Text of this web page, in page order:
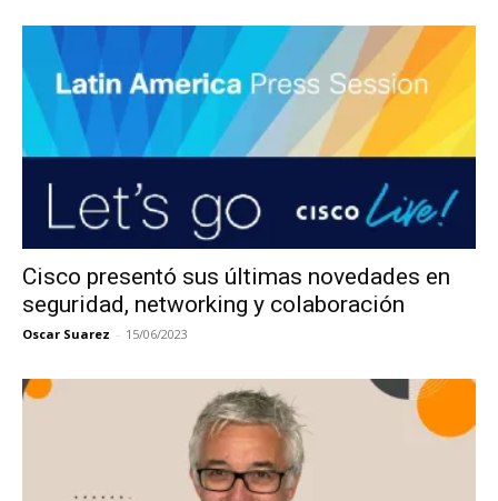
Cisco presentó sus últimas novedades en
seguridad, networking y colaboración
Oscar Suarez - 15/06/2023